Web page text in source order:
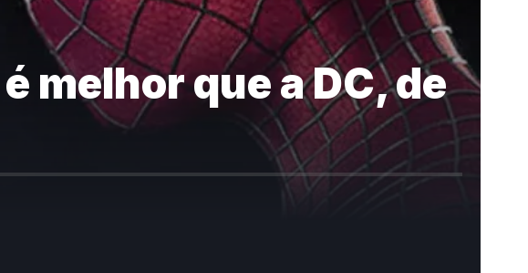
melhor que a DC, de